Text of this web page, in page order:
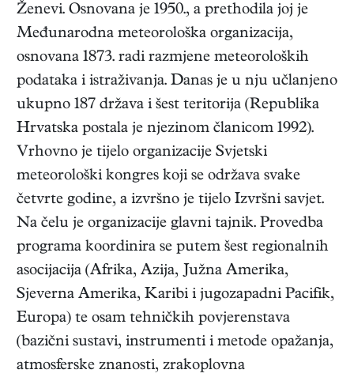
Ženevi. Osnovana je 1950., a prethodila joj je
Međunarodna meteorološka organizacija,
osnovana 1873. radi razmjene meteoroloških
podataka i istraživanja. Danas je u nju učlanjeno
ukupno 187 država i šest teritorija (Republika
Hrvatska postala je njezinom članicom 1992).
Vrhovno je tijelo organizacije Svjetski
meteorološki kongres koji se održava svake
četvrte godine, a izvršno je tijelo Izvršni savjet.
Na čelu je organizacije glavni tajnik. Provedba
programa koordinira se putem šest regionalnih
asocijacija (Afrika, Azija, Južna Amerika,
Sjeverna Amerika, Karibi i jugozapadni Pacifik,
Europa) te osam tehničkih povjerenstava
(bazični sustavi, instrumenti i metode opažanja,
atmosferske znanosti, zrakoplovna